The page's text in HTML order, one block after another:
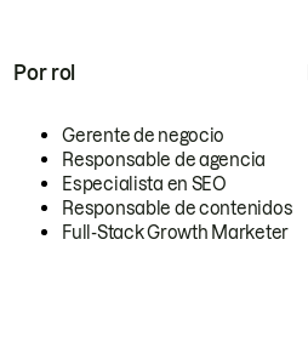
Por rol
Gerente de negocio
Responsable de agencia
Especialista en SEO
Responsable de contenidos
Full-Stack Growth Marketer